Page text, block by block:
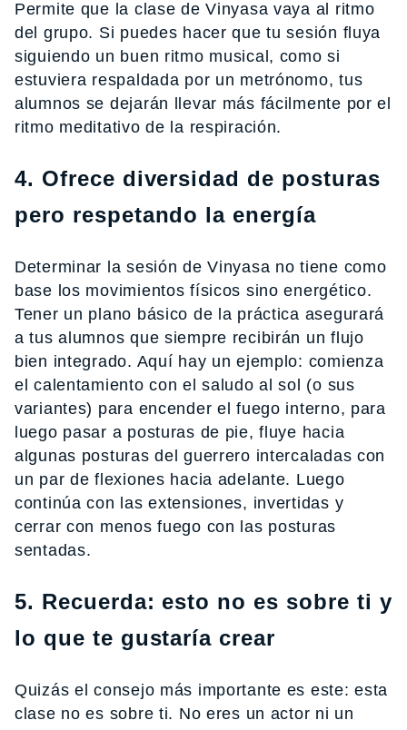
Permite que la clase de Vinyasa vaya al ritmo
del grupo. Si puedes hacer que tu sesión fluya
siguiendo un buen ritmo musical, como si
estuviera respaldada por un metrónomo, tus
alumnos se dejarán llevar más fácilmente por el
ritmo meditativo de la respiración.
4. Ofrece diversidad de posturas
pero respetando la energía
Determinar la sesión de Vinyasa no tiene como
base los movimientos físicos sino energético.
Tener un plano básico de la práctica asegurará
a tus alumnos que siempre recibirán un flujo
bien integrado. Aquí hay un ejemplo: comienza
el calentamiento con el saludo al sol (o sus
variantes) para encender el fuego interno, para
luego pasar a posturas de pie, fluye hacia
algunas posturas del guerrero intercaladas con
un par de flexiones hacia adelante. Luego
continúa con las extensiones, invertidas y
cerrar con menos fuego con las posturas
sentadas.
5. Recuerda: esto no es sobre ti y
lo que te gustaría crear
Quizás el consejo más importante es este: esta
clase no es sobre ti. No eres un actor ni un